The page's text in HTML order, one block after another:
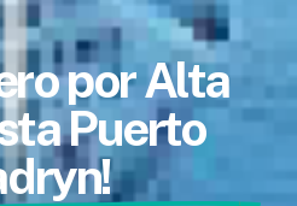
por Alta
Puerto